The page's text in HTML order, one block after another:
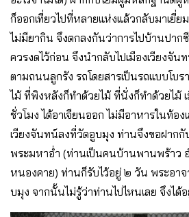
ก็ออกเที่ยวไปที่หลายแห่งแล้วกลับมาเยี่ย
ไม่มียากิน จึงตกลงกันว่าการไปบ้านปาก
ควรงดไว้ก่อน จึงนำกลับไปเมืองเวียงจัน
ตามถนนลูกรัง รถโดยสารเป็นรถแบบโบ
ไม้ ที่พิงหลังก็ทำด้วยไม้ ที่นั่งก็ทำด้วยไม้
ชั่วโมง ได้อาเจียนออก ไม่มีอาหารในท้อง
เวียงจันทน์ลงที่วัดอูบมุง ท่านจึงขอฝากกั
พระมหาอ่ำ (ท่านเป็นคนบ้านพานพร้าว
หนองคาย) ท่านก็รับไว้อยู่ ๒ วัน พระอา
บมุง จากนั้นไม่รู้ว่าท่านไปไหนเลย จึงได้